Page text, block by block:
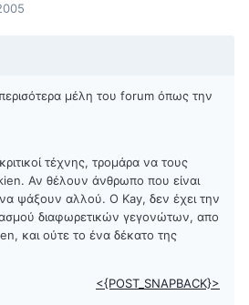
μέλη του forum όπως την
τέχνης, τρομάρα να τους
Αν θέλουν άνθρωπο που είναι
ψάξουν αλλού. Ο Kay, δεν έχει την
διαφωρετικών γεγονώτων, απο
και ούτε το ένα δέκατο της
<{POST_SNAPBACK}>